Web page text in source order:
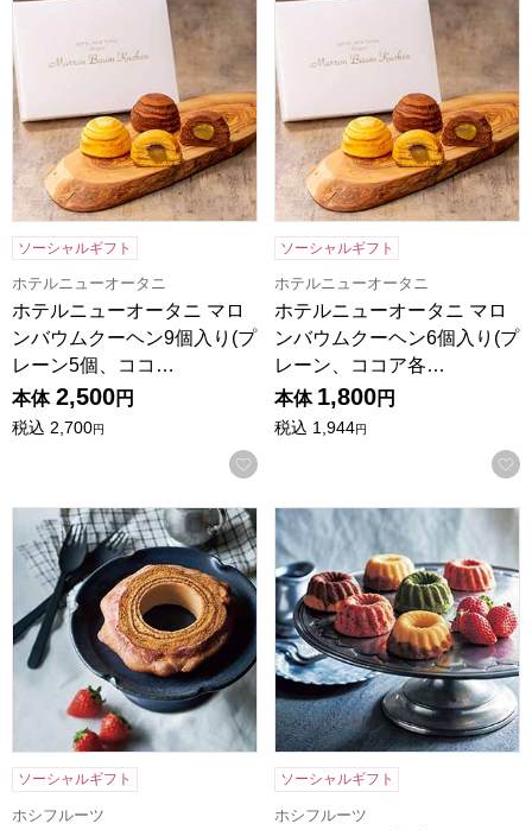
ソーシャルギフト
ホテルニューオータニ
ホテルニューオータニ マロ
ンバウムクーヘン9個入り(プ
レーン5個、ココ…
本体 2,500円
税込 2,700円
お気に入りに登録する
ソーシャルギフト
ホテルニューオータニ
ホテルニューオータニ マロ
ンバウムクーヘン6個入り(プ
レーン、ココア各…
本体 1,800円
税込 1,944円
ホシフルーツ ハードバウム 直径13cm【年間ギフト】
ソーシャルギフト
ホシフルーツ
ホシフルーツ 果実のミニョ
ソーシャルギフト
ホシフルーツ